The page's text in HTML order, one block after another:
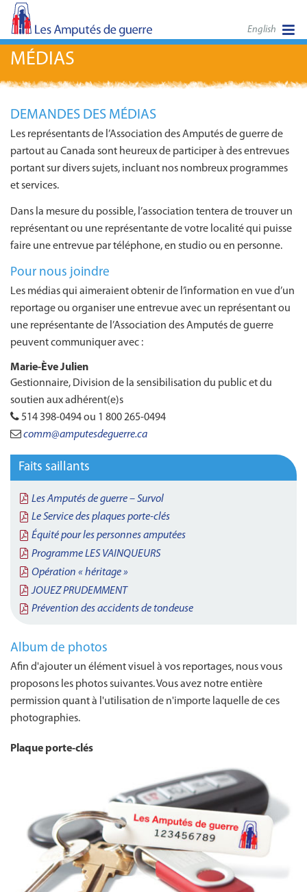
English
MÉDIAS
DEMANDES DES MÉDIAS
Les représentants de l’Association des Amputés de guerre de
partout au Canada sont heureux de participer à des entrevues
portant sur divers sujets, incluant nos nombreux programmes
et services.
Dans la mesure du possible, l’association tentera de trouver un
représentant ou une représentante de votre localité qui puisse
faire une entrevue par téléphone, en studio ou en personne.
Pour nous joindre
Les médias qui aimeraient obtenir de l’information en vue d’un
reportage ou organiser une entrevue avec un représentant ou
une représentante de l’Association des Amputés de guerre
peuvent communiquer avec :
Marie-Ève Julien
Gestionnaire, Division de la sensibilisation du public et du
soutien aux adhérent(e)s
514 398‑0494 ou 1 800 265‑0494
comm@amputesdeguerre.ca
Faits saillants
Les Amputés de guerre – Survol
Le Service des plaques porte-clés
Équité pour les personnes amputées
Programme LES VAINQUEURS
Opération « héritage »
JOUEZ PRUDEMMENT
Prévention des accidents de tondeuse
Album de photos
Afin d'ajouter un élément visuel à vos reportages, nous vous
proposons les photos suivantes. Vous avez notre entière
permission quant à l'utilisation de n'importe laquelle de ces
photographies.
Plaque porte-clés